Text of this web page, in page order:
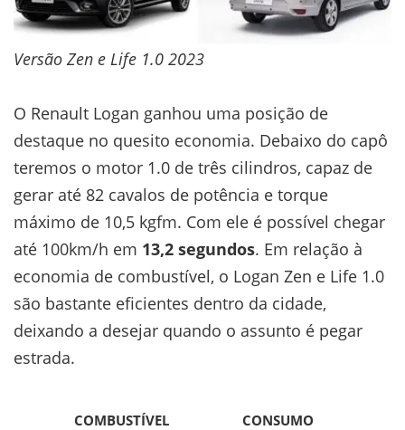
Versão Zen e Life 1.0 2023
O Renault Logan ganhou uma posição de
destaque no quesito economia. Debaixo do capô
teremos o motor 1.0 de três cilindros, capaz de
gerar até 82 cavalos de potência e torque
máximo de 10,5 kgfm. Com ele é possível chegar
até 100km/h em 13,2 segundos. Em relação à
economia de combustível, o Logan Zen e Life 1.0
são bastante eficientes dentro da cidade,
deixando a desejar quando o assunto é pegar
estrada.
COMBUSTÍVEL CONSUMO